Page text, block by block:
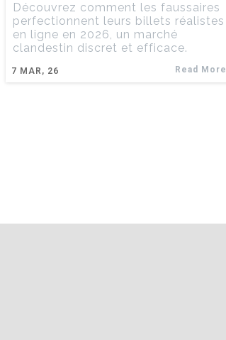
7 MAR, 26
Découvrez comment les faussaires
perfectionnent leurs billets réalistes
en ligne en 2026, un marché
clandestin discret et efficace.
Read More